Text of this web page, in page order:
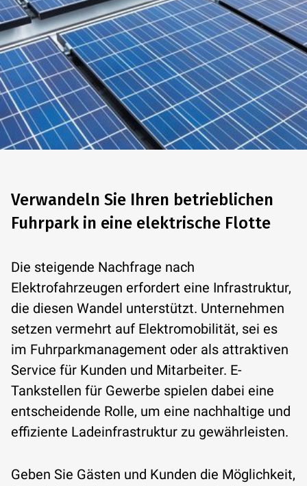
Verwandeln Sie Ihren betrieblichen
Fuhrpark in eine elektrische Flotte
Die steigende Nachfrage nach
Elektrofahrzeugen erfordert eine Infrastruktur,
die diesen Wandel unterstützt. Unternehmen
setzen vermehrt auf Elektromobilität, sei es
im Fuhrparkmanagement oder als attraktiven
Service für Kunden und Mitarbeiter. E-
Tankstellen für Gewerbe spielen dabei eine
entscheidende Rolle, um eine nachhaltige und
effiziente Ladeinfrastruktur zu gewährleisten.
Geben Sie Gästen und Kunden die Möglichkeit,